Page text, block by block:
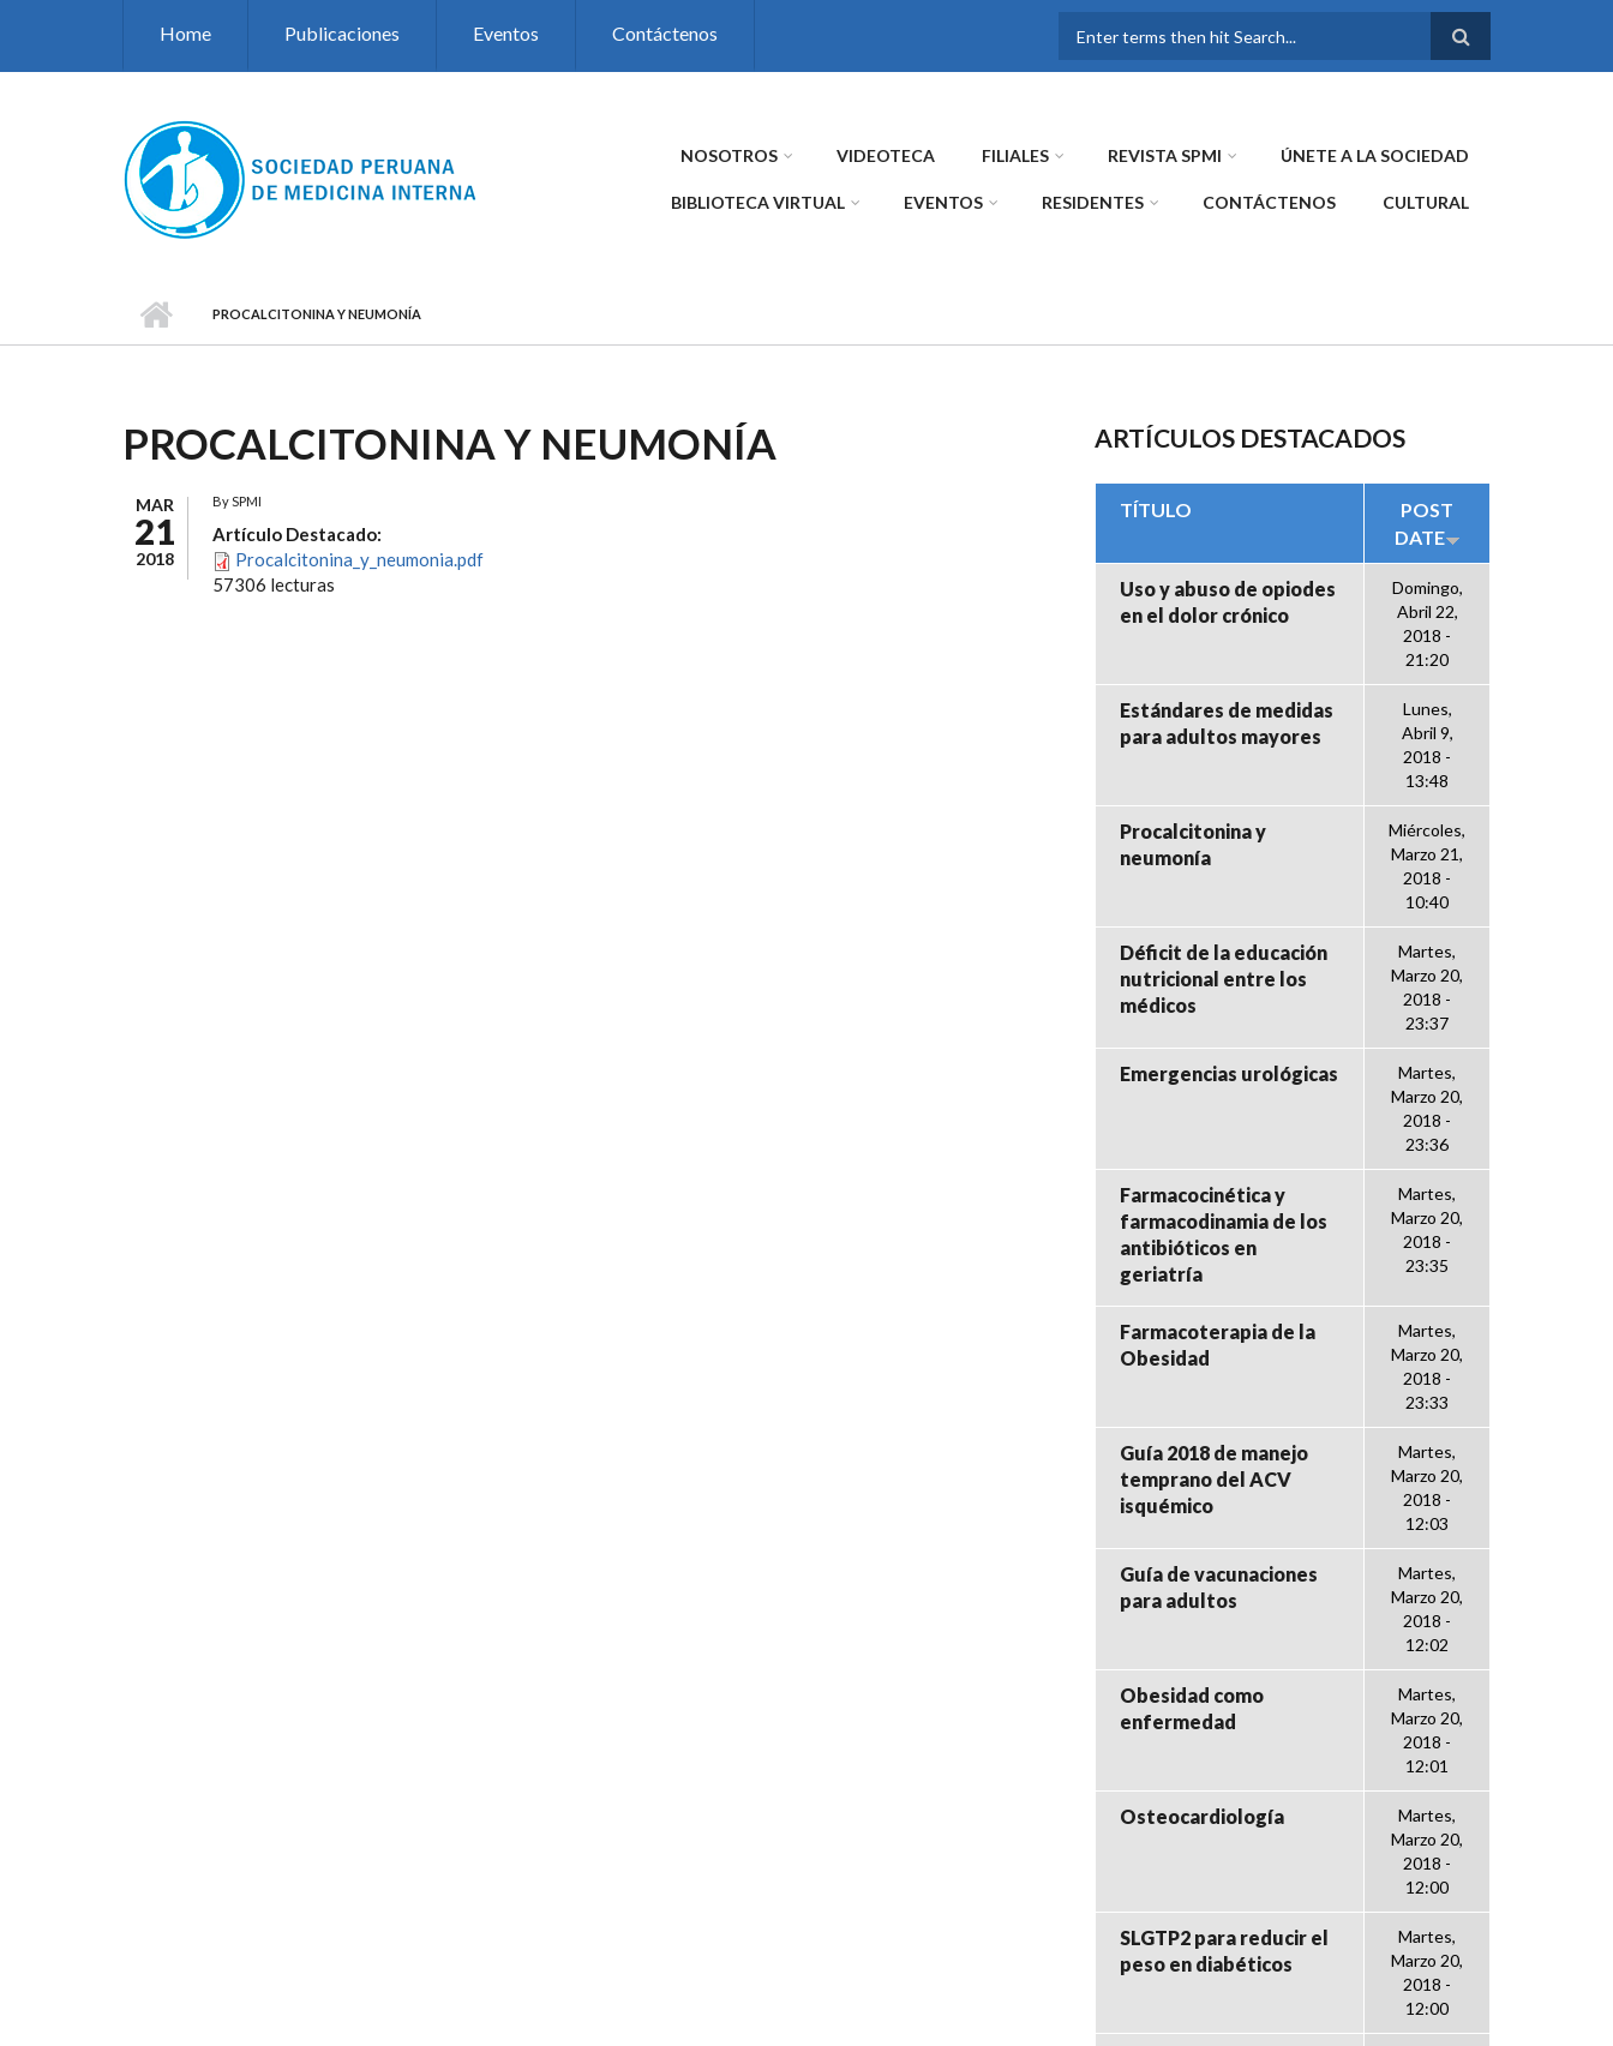
Home Publicaciones Eventos Contáctenos
FORMULARIO DE
NOSOTROS VIDEOTECA FILIALES REVISTA SPMI ÚNETE A LA SOCIEDAD
BIBLIOTECA VIRTUAL EVENTOS RESIDENTES CONTÁCTENOS CULTURAL
PROCALCITONINA Y NEUMONÍA
PROCALCITONINA Y NEUMONÍA
MAR
21
2018
BySPMI
Artículo Destacado:
Procalcitonina_y_neumonia.pdf
57306 lecturas
ARTÍCULOS DESTACADOS
TÍTULO
POST
DATE
Uso y abuso de opiodes
en el dolor crónico
Domingo,
Abril 22,
2018 -
21:20
Estándares de medidas
para adultos mayores
Lunes,
Abril 9,
2018 -
13:48
Procalcitonina y
neumonía
Miércoles,
Marzo 21,
2018 -
10:40
Déficit de la educación
nutricional entre los
médicos
Martes,
Marzo 20,
2018 -
23:37
Emergencias urológicas
Martes,
Marzo 20,
2018 -
23:36
Farmacocinética y
farmacodinamia de los
antibióticos en
geriatría
Martes,
Marzo 20,
2018 -
23:35
Farmacoterapia de la
Obesidad
Martes,
Marzo 20,
2018 -
23:33
Guía 2018 de manejo
temprano del ACV
isquémico
Martes,
Marzo 20,
2018 -
12:03
Guía de vacunaciones
para adultos
Martes,
Marzo 20,
2018 -
12:02
Obesidad como
enfermedad
Martes,
Marzo 20,
2018 -
12:01
Osteocardiología
Martes,
Marzo 20,
2018 -
12:00
SLGTP2 para reducir el
peso en diabéticos
Martes,
Marzo 20,
2018 -
12:00